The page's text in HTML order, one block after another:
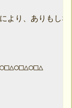
より、ありもしな